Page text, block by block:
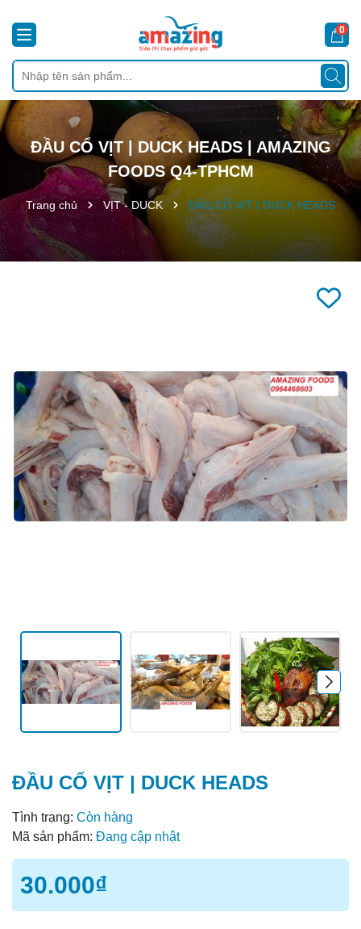
0
ĐẦU CỔ VỊT | DUCK HEADS | AMAZING
FOODS Q4-TPHCM
Trang chủ VỊT - DUCK ĐẦU CỔ VỊT | DUCK HEADS
ĐẦU CỔ VỊT | DUCK HEADS
Tình trạng: Còn hàng
Mã sản phẩm: Đang cập nhật
30.000₫
Mã giảm giá:
Ngày hết hạn: